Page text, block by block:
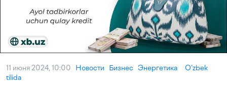
11 июня 2024, 10:00 Новости Бизнес Энергетика
O‘zbek
tilida